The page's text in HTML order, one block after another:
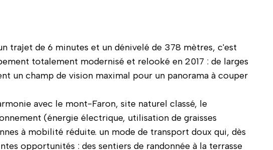
trajet de 6 minutes et un dénivelé de 378 mètres, c'est
totalement modernisé et relooké en 2017 : de larges
un champ de vision maximal pour un panorama à couper
avec le mont-Faron, site naturel classé, le
(énergie électrique, utilisation de graisses
à mobilité réduite. un mode de transport doux qui, dès
opportunités : des sentiers de randonnée à la terrasse